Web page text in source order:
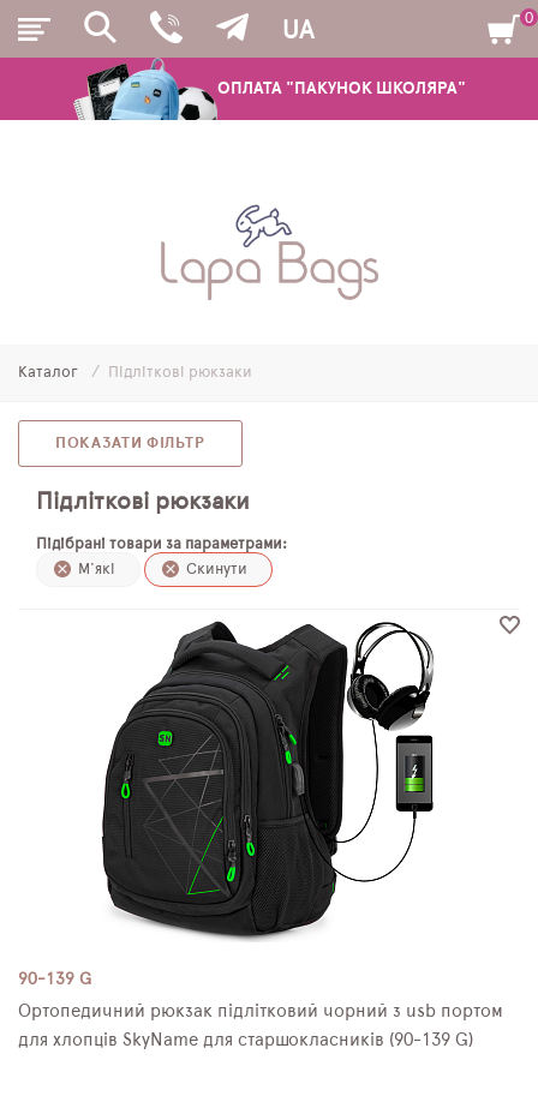
ОПЛАТА "ПАКУНОК ШКОЛЯРА"
UA
ШКІЛЬНІ РЮКЗАКИ ТА РАНЦІ
МОЛОДІЖНІ РЮКЗАКИ
ПЕНАЛИ
МІШКИ ДЛЯ ВЗУТТЯ
ПЛЯШКИ ДЛЯ ВОДИ
SCHOOL STANDARD
РОЗПРОДАЖ
0
Каталог Підліткові рюкзаки
ПОКАЗАТИ ФІЛЬТР
Підліткові рюкзаки
Підібрані товари за параметрами:
М'які
Скинути
90-139 G
Ортопедичний рюкзак підлітковий чорний з usb портом
для хлопців SkyName для старшокласників (90-139 G)